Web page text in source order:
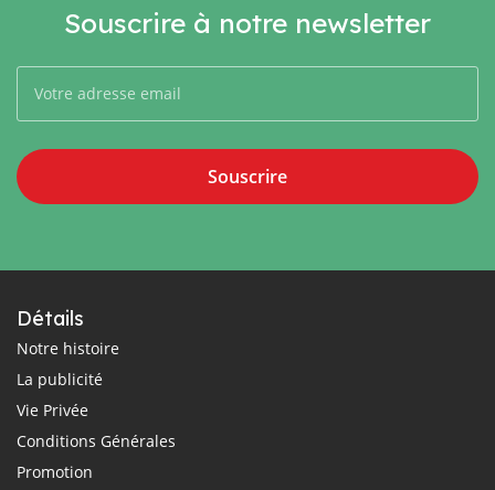
Souscrire à notre newsletter
Souscrire
Détails
Notre histoire
La publicité
Vie Privée
Conditions Générales
Promotion